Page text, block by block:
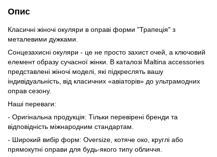
Опис
Класичні жіночі окуляри в оправі форми "Трапеція" з
металевими дужками.
Сонцезахисні окуляри - це не просто захист очей, а ключовий
елемент образу сучасної жінки. В каталозі Maltina accessories
представлені жіночі моделі, які підкреслять вашу
індивідуальність, від класичних «авіаторів» до ультрамодних
оправ сезону.
Наші переваги:
- Оригінальна продукція: Тільки перевірені бренди та
відповідність міжнародним стандартам.
- Широкий вибір форм: Oversize, котяче око, круглі або
прямокутні оправи для будь-якого типу обличчя.